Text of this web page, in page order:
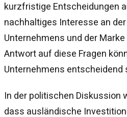
kurzfristige Entscheidungen
nachhaltiges Interesse an
Unternehmens und der
Antwort auf diese Fragen
Unternehmens entscheidend
In der politischen Diskussion
dass ausländische